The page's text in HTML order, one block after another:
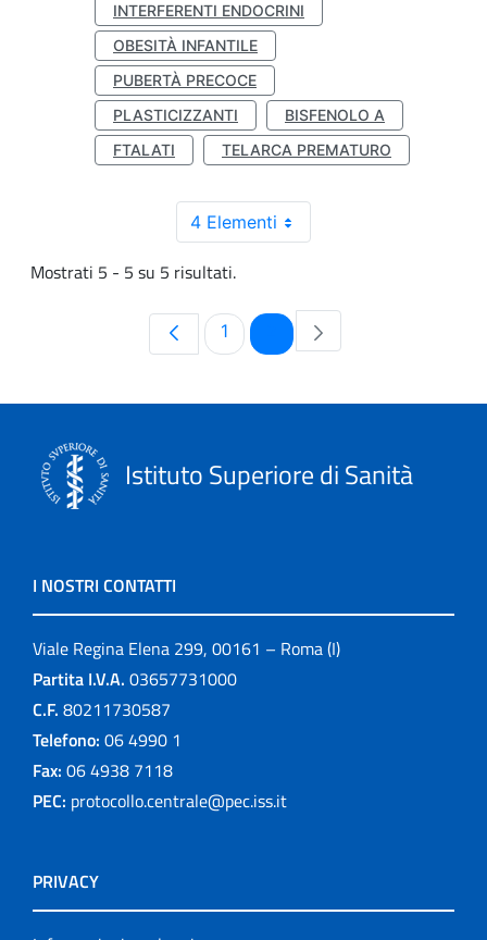
INTERFERENTI ENDOCRINI
OBESITÀ INFANTILE
PUBERTÀ PRECOCE
PLASTICIZZANTI
BISFENOLO A
FTALATI
TELARCA PREMATURO
4 Elementi
Mostrati 5 - 5 su 5 risultati.
Pagina
1 Pagina
Istituto Superiore di Sanità
I NOSTRI CONTATTI
Viale Regina Elena 299, 00161 – Roma (I)
Partita I.V.A. 03657731000
C.F. 80211730587
Telefono: 06 4990 1
Fax: 06 4938 7118
PEC: protocollo.centrale@pec.iss.it
PRIVACY